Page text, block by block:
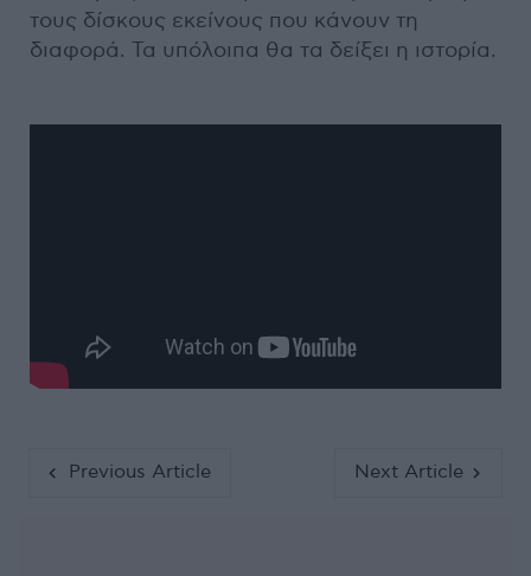
τους δίσκους εκείνους που κάνουν τη
διαφορά. Τα υπόλοιπα θα τα δείξει η ιστορία.
Previous Article Next Article